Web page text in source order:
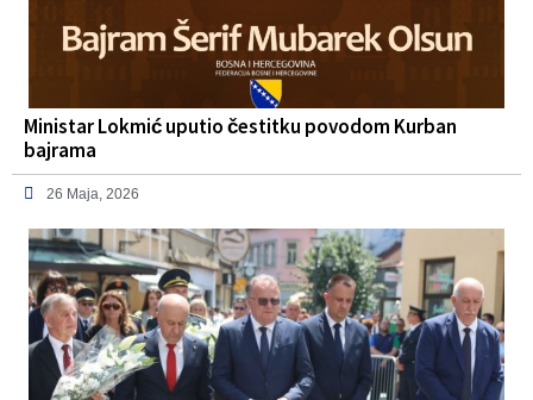
Ministar Lokmić uputio čestitku povodom Kurban
bajrama
26 Maja, 2026